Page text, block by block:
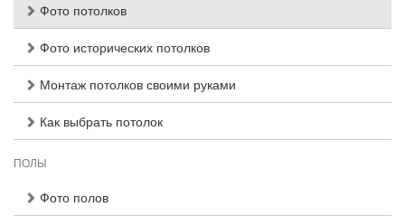
Фото потолков
Фото исторических потолков
Монтаж потолков своими руками
Как выбрать потолок
ПОЛЫ
Фото полов